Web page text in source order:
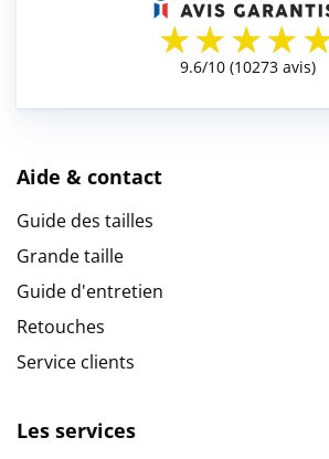
Aide & contact
Guide des tailles
Grande taille
Guide d'entretien
Retouches
Service clients
Les services